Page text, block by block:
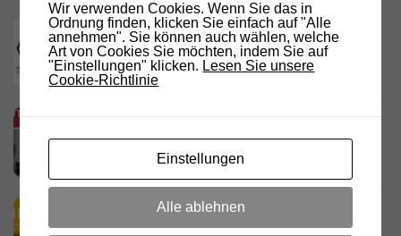
DARC Rundspruch 29/2026
23. JULI 2026
D.R.C. in den Medien – Meraner
Stadtanzeiger
18. JULI 2026
HamRadio Friedrichshafen 2026
11. JULI 2026
Wir verwenden Cookies. Wenn Sie das in
Ordnung finden, klicken Sie einfach auf "Alle
annehmen". Sie können auch wählen, welche
Art von Cookies Sie möchten, indem Sie auf
"Einstellungen" klicken. Lesen Sie unsere
Cookie-Richtlinie
Einstellungen
Alle ablehnen